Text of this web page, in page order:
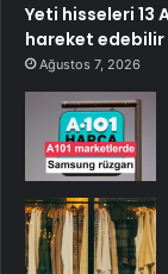
Yeti hisseleri 13
hareket edebilir
Ağustos 7, 2026